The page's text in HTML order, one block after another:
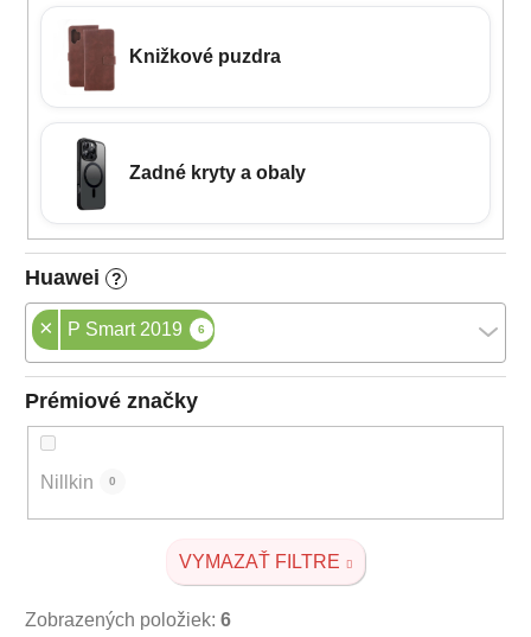
Knižkové puzdra
Zadné kryty a obaly
Huawei ?
× P Smart 2019 6
Prémiové značky
Nillkin 0
VYMAZAŤ FILTRE
Zobrazených položiek: 6